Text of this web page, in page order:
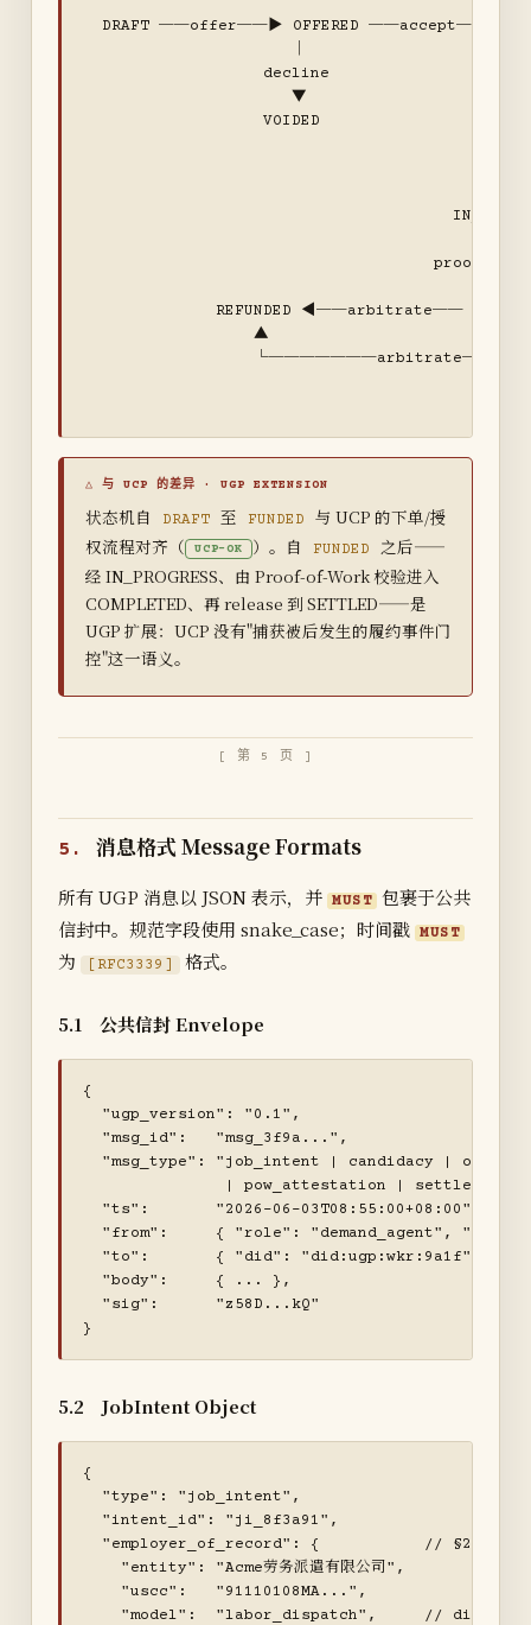
DRAFT ──offer──▶ OFFERED ──accept──▶
decline
                      ▼                     ▼
VOIDED
proof
REFUNDED ◀──arbitrate──
▲                       │
状态机自 DRAFT 至 FUNDED
与 UCP 的下单/授
权流程对齐（
UCP-OK ）。自 FUNDED
之后——
经 IN_PROGRESS、由 Proof-of-Work 校验进入
COMPLETED、再 release 到 SETTLED——是
UGP 扩展：UCP 没有"捕获被后发生的履约事件门
控"这一语义。
[ 第 5 页 ]
5. 消息格式 Message Formats
所有 UGP 消息以 JSON 表示，并 MUST 包裹于公共
信封中。规范字段使用 snake_case；时间戳 MUST
为 [RFC3339] 格式。
5.1 公共信封 Envelope
{
  "ugp_version": "0.1",
  "msg_id":   "msg_3f9a...",
"msg_type": "job_intent | candidacy | offer
| pow_attestation | settlement
  "ts":       "2026-06-03T08:55:00+08:00",
"from":     { "role": "demand_agent", "did":
"to":       { "did": "did:ugp:wkr:9a1f" },
"body":     { ... },
"sig":      "z58D...kQ"
}
5.2 JobIntent Object
{
  "type": "job_intent",
  "intent_id": "ji_8f3a91",
"employer_of_record": {           // §2.3 —
    "entity": "Acme劳务派遣有限公司",
    "uscc":   "91110108MA...",
"model":  "labor_dispatch",     // direct